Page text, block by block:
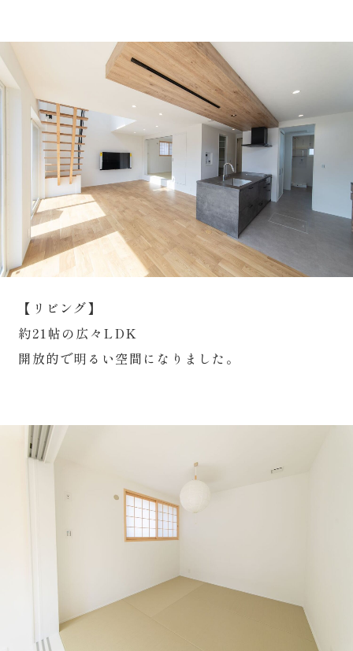
【リビング】
約21帖の広々LDK
開放的で明るい空間になりました。